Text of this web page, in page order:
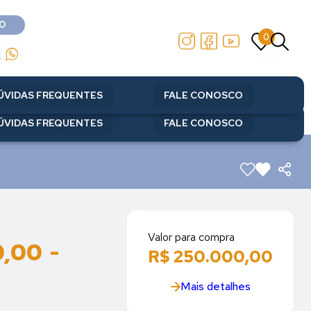
0
FREQUENTES FALE CONOSCO
0
FREQUENTES FALE CONOSCO
- Valor para compra
R$ 250.000,00
Mais detalhes